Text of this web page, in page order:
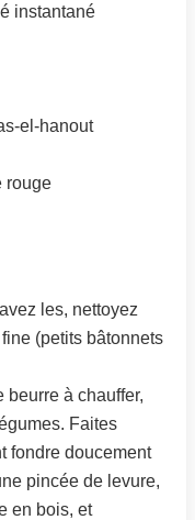
instantané
el-hanout
rouge
les, nettoyez
(petits bâtonnets
beurre à chauffer,
Faites
fondre doucement
pincée de levure,
en bois, et